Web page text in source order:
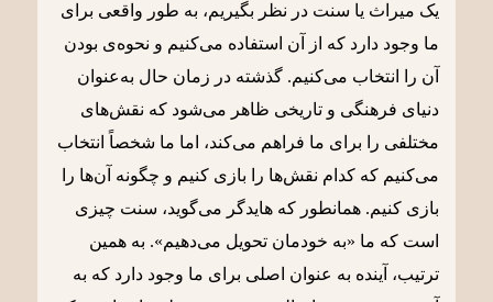
یک میراث یا سنت در نظر بگیریم، به طور واقعی برای
ما وجود دارد که از آن استفاده می‌کنیم و نحوه‌‌ی بودن
آن را انتخاب می‌کنیم. گذشته در زمان حال به‌عنوان
دنیای فرهنگی و تاریخی ظاهر می‌شود که نقش‌های
مختلفی را برای ما فراهم می‌کند، اما ما شخصاً انتخاب
می‌کنیم که کدام‌ نقش‌ها را بازی کنیم و چگونه آن‌ها را
بازی کنیم. همانطور که هایدگر می‌گوید، سنت چیزی
است که ما «به خودمان تحویل می‌دهیم». به همین
ترتیب، آینده به عنوان اصلی برای ما وجود دارد که به